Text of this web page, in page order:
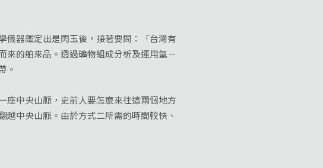
器鑑定出是閃玉後，接著要問：「台灣有
來的舶來品。透過礦物組成分析及運用氬－
。
中央山脈，史前人要怎麼來往這兩個地方
中央山脈。由於方式二所需的時間較快、